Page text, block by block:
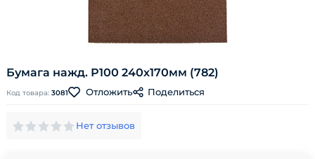
Бумага нажд. Р100 240х170мм (782)
Код товара: 3081 Отложить Поделиться
Нет отзывов